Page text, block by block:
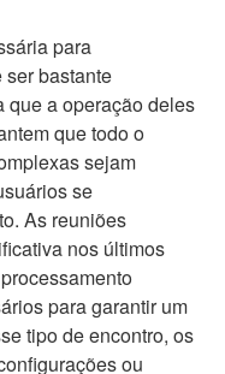
para
bastante
que a operação deles
que todo o
sejam
se
As reuniões
nos últimos
para garantir um
tipo de encontro, os
ou